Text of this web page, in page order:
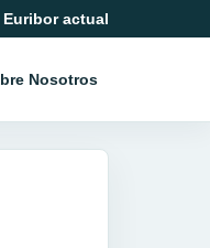
actual
Nosotros